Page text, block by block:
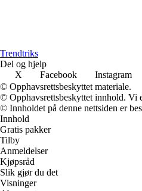
Trendtriks
Del og hjelp
X
Facebook Instagram
© Opphavsrettsbeskyttet materiale.
© Opphavsrettsbeskyttet innhold. Vi
© Innholdet på denne nettsiden er
Innhold
Gratis pakker
Tilby
Anmeldelser
Kjøpsråd
Slik gjør du det
Visninger